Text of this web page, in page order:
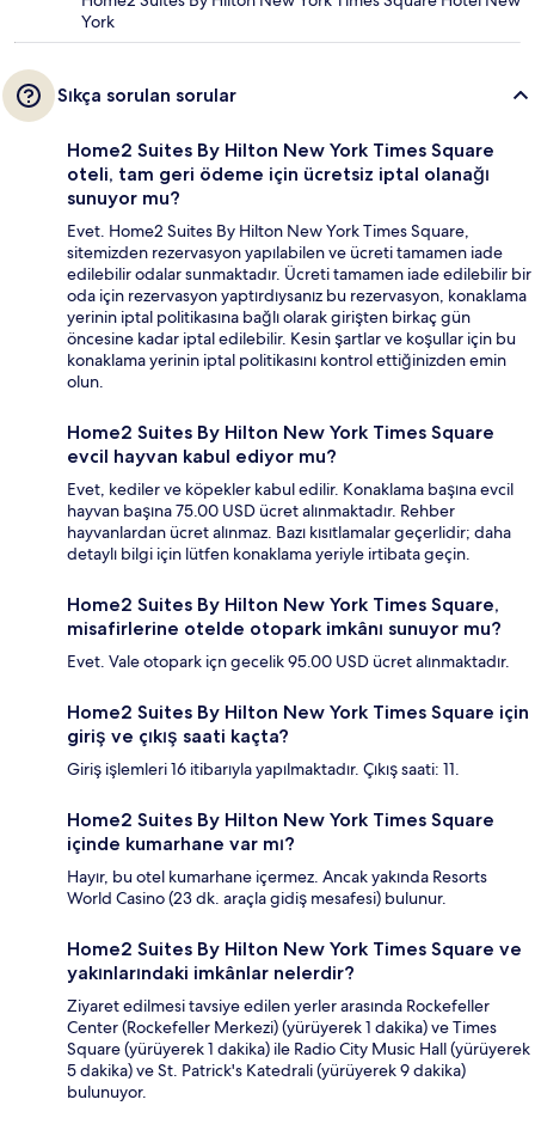
York
Sıkça sorulan sorular
Home2 Suites By Hilton New York Times Square
oteli, tam geri ödeme için ücretsiz iptal olanağı
sunuyor mu?
Evet. Home2 Suites By Hilton New York Times Square,
sitemizden rezervasyon yapılabilen ve ücreti tamamen iade
edilebilir odalar sunmaktadır. Ücreti tamamen iade edilebilir bir
oda için rezervasyon yaptırdıysanız bu rezervasyon, konaklama
yerinin iptal politikasına bağlı olarak girişten birkaç gün
öncesine kadar iptal edilebilir. Kesin şartlar ve koşullar için bu
konaklama yerinin iptal politikasını kontrol ettiğinizden emin
olun.
Home2 Suites By Hilton New York Times Square
evcil hayvan kabul ediyor mu?
Evet, kediler ve köpekler kabul edilir. Konaklama başına evcil
hayvan başına 75.00 USD ücret alınmaktadır. Rehber
hayvanlardan ücret alınmaz. Bazı kısıtlamalar geçerlidir; daha
detaylı bilgi için lütfen konaklama yeriyle irtibata geçin.
Home2 Suites By Hilton New York Times Square,
misafirlerine otelde otopark imkânı sunuyor mu?
Evet. Vale otopark içn gecelik 95.00 USD ücret alınmaktadır.
Home2 Suites By Hilton New York Times Square için
giriş ve çıkış saati kaçta?
Giriş işlemleri 16 itibarıyla yapılmaktadır. Çıkış saati: 11.
Home2 Suites By Hilton New York Times Square
içinde kumarhane var mı?
Hayır, bu otel kumarhane içermez. Ancak yakında Resorts
World Casino (23 dk. araçla gidiş mesafesi) bulunur.
Home2 Suites By Hilton New York Times Square ve
yakınlarındaki imkânlar nelerdir?
Ziyaret edilmesi tavsiye edilen yerler arasında Rockefeller
Center (Rockefeller Merkezi) (yürüyerek 1 dakika) ve Times
Square (yürüyerek 1 dakika) ile Radio City Music Hall (yürüyerek
5 dakika) ve St. Patrick's Katedrali (yürüyerek 9 dakika)
bulunuyor.